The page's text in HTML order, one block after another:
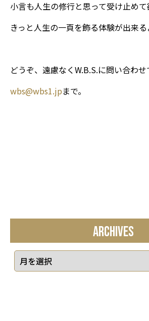
小言も人生の修行と思って受け止めて
きっと人生の一頁を飾る体験が出来る
どうぞ、遠慮なくW.B.S.に問い合わせ
wbs@wbs1.jpまで。
ARCHIVES